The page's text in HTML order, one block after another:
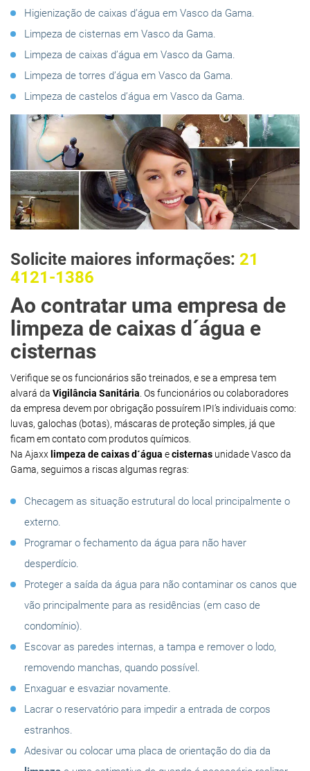
Higienização de caixas d’água em Vasco da Gama.
Limpeza de cisternas em Vasco da Gama.
Limpeza de caixas d’água em Vasco da Gama.
Limpeza de torres d’água em Vasco da Gama.
Limpeza de castelos d’água em Vasco da Gama.
Solicite maiores informações: 21
4121-1386
Ao contratar uma empresa de
limpeza de caixas d´água e
cisternas
Verifique se os funcionários são treinados, e se a empresa tem
alvará da Vigilância Sanitária . Os funcionários ou colaboradores
da empresa devem por obrigação possuírem IPI’s individuais como:
luvas, galochas (botas), máscaras de proteção simples, já que
ficam em contato com produtos químicos.
Na Ajaxx limpeza de caixas d´água ecisternas unidade Vasco da
Gama, seguimos a riscas algumas regras:
Checagem as situação estrutural do local principalmente o
externo.
Programar o fechamento da água para não haver
desperdício.
Proteger a saída da água para não contaminar os canos que
vão principalmente para as residências (em caso de
condomínio).
Escovar as paredes internas, a tampa e remover o lodo,
removendo manchas, quando possível.
Enxaguar e esvaziar novamente.
Lacrar o reservatório para impedir a entrada de corpos
estranhos.
Adesivar ou colocar uma placa de orientação do dia da